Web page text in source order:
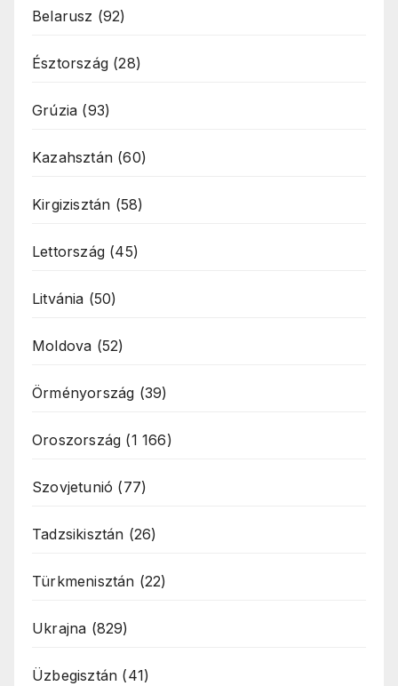
Belarusz (92)
Észtország (28)
Grúzia (93)
Kazahsztán (60)
Kirgizisztán (58)
Lettország (45)
Litvánia (50)
Moldova (52)
Örményország (39)
Oroszország (1 166)
Szovjetunió (77)
Tadzsikisztán (26)
Türkmenisztán (22)
Ukrajna (829)
Üzbegisztán (41)